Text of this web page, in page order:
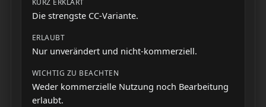
Die strengste CC-Variante.
Nur unverändert und nicht-kommerziell.
Weder kommerzielle Nutzung noch Bearbeitung
erlaubt.